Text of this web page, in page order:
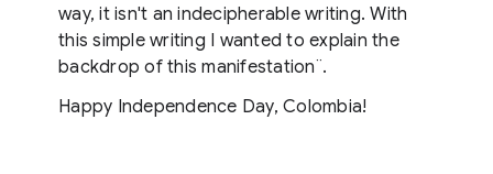
way, it isn't an indecipherable writing. With
this simple writing I wanted to explain the
backdrop of this manifestation¨.
Happy Independence Day, Colombia!